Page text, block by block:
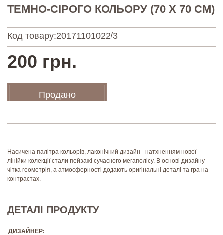
ТЕМНО-СІРОГО КОЛЬОРУ (70 Х 70 СМ)
Код товару:20171101022/3
200 грн.
Продано
Насичена палітра кольорів, лаконічний дизайн - натхненням нової
лінійки колекції стали пейзажі сучасного мегаполісу. В основі дизайну -
чітка геометрія, а атмосферності додають оригінальні деталі та гра на
контрастах.
ДЕТАЛІ ПРОДУКТУ
ДИЗАЙНЕР: